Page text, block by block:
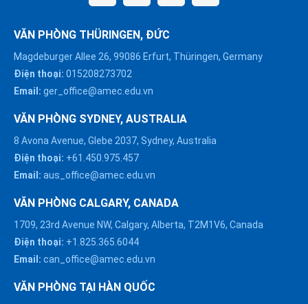
VĂN PHÒNG THÜRINGEN, ĐỨC
Magdeburger Allee 26, 99086 Erfurt, Thüringen, Germany
Điện thoại: 015208273702
Email: ger_office@amec.edu.vn
VĂN PHÒNG SYDNEY, AUSTRALIA
8 Avona Avenue, Glebe 2037, Sydney, Australia
Điện thoại: +61.450.975.457
Email: aus_office@amec.edu.vn
VĂN PHÒNG CALGARY, CANADA
1709, 23rd Avenue NW, Calgary, Alberta, T2M1V6, Canada
Điện thoại: +1.825.365.6044
Email: can_office@amec.edu.vn
VĂN PHÒNG TẠI HÀN QUỐC